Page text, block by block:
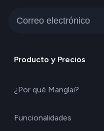
Producto y Precios
¿Por qué Manglai?
Funcionalidades